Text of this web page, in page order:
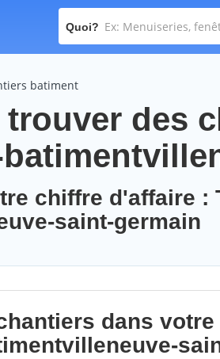
Quoi?
batiment
des
chiffre d'affaire :
saint-germain
dans